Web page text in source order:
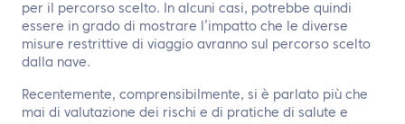
per il percorso scelto. In alcuni casi, potrebbe quindi
essere in grado di mostrare l’impatto che le diverse
misure restrittive di viaggio avranno sul percorso scelto
dalla nave.
Recentemente, comprensibilmente, si è parlato più che
mai di valutazione dei rischi e di pratiche di salute e